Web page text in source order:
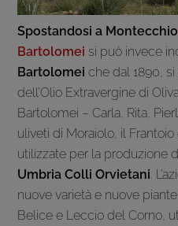
Spostandosi a
Bartolomei si può invece
Bartolomeiche dal 1890,
dell’Olio Extravergine di
Bartolomei – Carla, Rita,
uliveti di Moraiolo, il
utilizzate per la produzione
Umbria Colli Orvietani .
nuove varietà e nuove
Belice e Leccio del Corno,